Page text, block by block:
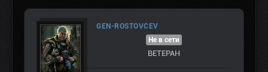
GEN-ROSTOVCEV
Не в сети
ВЕТЕРАН